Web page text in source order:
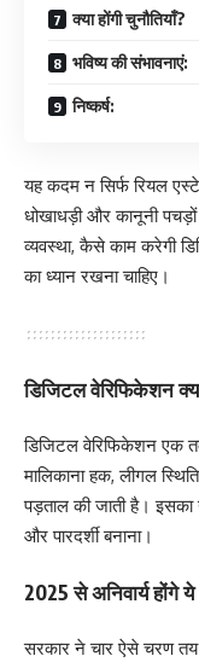
क्या होंगी चुनौतियाँ?
भविष्य की संभावनाएं:
निष्कर्ष:
यह कदम न सिर्फ रियल
धोखाधड़ी और कानूनी
व्यवस्था, कैसे काम करेगी
का ध्यान रखना चाहिए।
डिजिटल वेरिफिकेशन
डिजिटल वेरिफिकेशन एक
मालिकाना हक, लीगल
पड़ताल की जाती है। इसका
और पारदर्शी बनाना।
2025 से अनिवार्य होंगे
सरकार ने चार ऐसे चरण